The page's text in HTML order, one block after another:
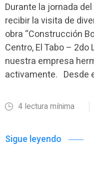
Durante la jornada
recibir la visita de
obra “Construcción
Centro, El Tabo –
nuestra empresa
activamente. Desde
4 lectura mínima
Sigue leyendo